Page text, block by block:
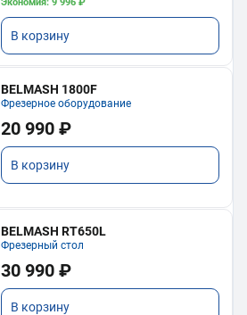
Экономия: 9 996 ₽
В корзину
BELMASH 1800F
Фрезерное оборудование
20 990 ₽
В корзину
BELMASH RT650L
Фрезерный стол
30 990 ₽
В корзину